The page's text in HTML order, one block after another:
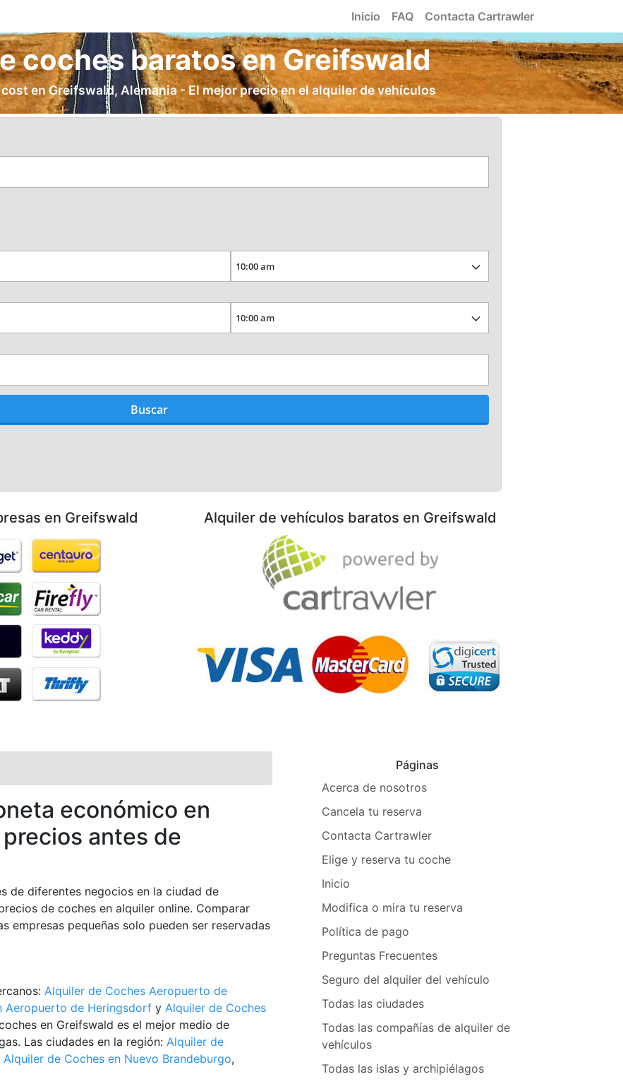
Inicio FAQ Contacta Cartrawler
coches baratos en Greifswald
en Greifswald, Alemania - El mejor precio en el alquiler de vehículos
en Greifswald Alquiler de vehículos baratos en Greifswald
económico en
antes de
de diferentes negocios en la ciudad de
de coches en alquiler online. Comparar
empresas pequeñas solo pueden ser reservadas
Alquiler de Coches Aeropuerto de
Aeropuerto de Heringsdorf y Alquiler de Coches
en Greifswald es el mejor medio de
Las ciudades en la región: Alquiler de
Alquiler de Coches en Nuevo Brandeburgo,
Páginas
Acerca de nosotros
Cancela tu reserva
Contacta Cartrawler
Elige y reserva tu coche
Inicio
Modifica o mira tu reserva
Política de pago
Preguntas Frecuentes
Seguro del alquiler del vehículo
Todas las ciudades
Todas las compañías de alquiler de
vehículos
Todas las islas y archipiélagos